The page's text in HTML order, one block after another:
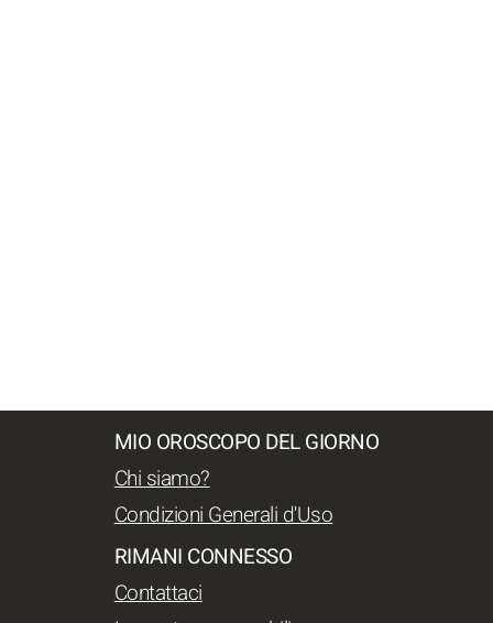
MIO OROSCOPO DEL GIORNO
Chi siamo?
Condizioni Generali d'Uso
RIMANI CONNESSO
Contattaci